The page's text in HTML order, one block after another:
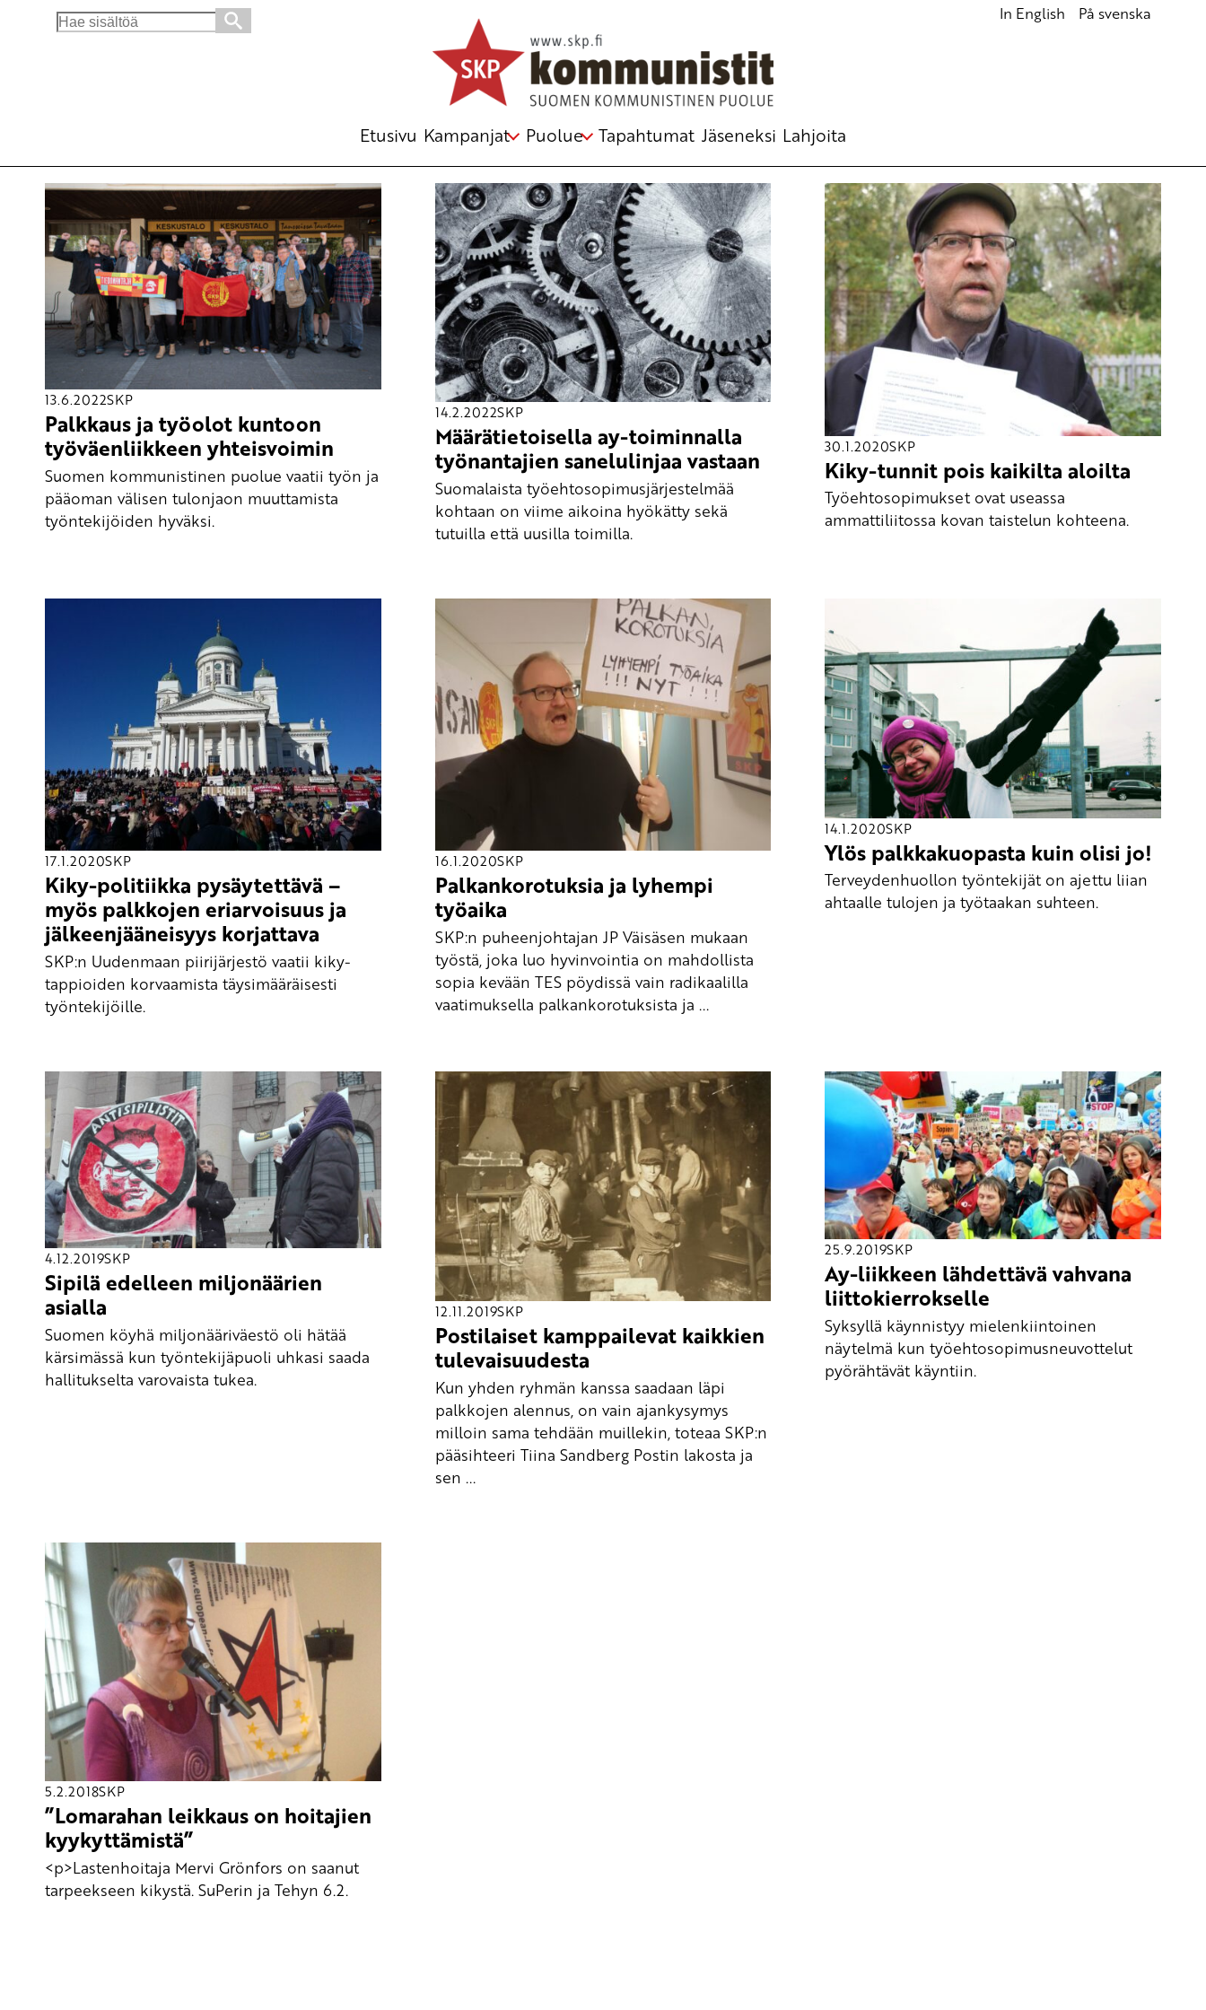
Search
In English På svenska
Etusivu Kampanjat Puolue Tapahtumat Jäseneksi Lahjoita
Avainsana
TES-neuvottelut
13.6.2022SKP
Palkkaus ja työolot kuntoon
työväenliikkeen yhteisvoimin
Suomen kommunistinen puolue vaatii työn ja
pääoman välisen tulonjaon muuttamista
työntekijöiden hyväksi.
14.2.2022SKP
Määrätietoisella ay-toiminnalla
työnantajien sanelulinjaa vastaan
Suomalaista työehtosopimusjärjestelmää
kohtaan on viime aikoina hyökätty sekä
tutuilla että uusilla toimilla.
30.1.2020SKP
Kiky-tunnit pois kaikilta aloilta
Työehtosopimukset ovat useassa
ammattiliitossa kovan taistelun kohteena.
17.1.2020SKP
Kiky-politiikka pysäytettävä –
myös palkkojen eriarvoisuus ja
jälkeenjääneisyys korjattava
SKP:n Uudenmaan piirijärjestö vaatii kiky-
tappioiden korvaamista täysimääräisesti
työntekijöille.
16.1.2020SKP
Palkankorotuksia ja lyhempi
työaika
SKP:n puheenjohtajan JP Väisäsen mukaan
työstä, joka luo hyvinvointia on mahdollista
sopia kevään TES pöydissä vain radikaalilla
vaatimuksella palkankorotuksista ja ...
14.1.2020SKP
Ylös palkkakuopasta kuin olisi jo!
Terveydenhuollon työntekijät on ajettu liian
ahtaalle tulojen ja työtaakan suhteen.
4.12.2019SKP
Sipilä edelleen miljonäärien
asialla
Suomen köyhä miljonääriväestö oli hätää
kärsimässä kun työntekijäpuoli uhkasi saada
hallitukselta varovaista tukea.
12.11.2019SKP
Postilaiset kamppailevat kaikkien
tulevaisuudesta
Kun yhden ryhmän kanssa saadaan läpi
palkkojen alennus, on vain ajankysymys
milloin sama tehdään muillekin, toteaa SKP:n
pääsihteeri Tiina Sandberg Postin lakosta ja
sen ...
25.9.2019SKP
Ay-liikkeen lähdettävä vahvana
liittokierrokselle
Syksyllä käynnistyy mielenkiintoinen
näytelmä kun työehtosopimusneuvottelut
pyörähtävät käyntiin.
5.2.2018SKP
”Lomarahan leikkaus on hoitajien
kyykyttämistä”
<p>Lastenhoitaja Mervi Grönfors on saanut
tarpeekseen kikystä. SuPerin ja Tehyn 6.2.